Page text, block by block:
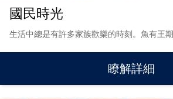
國民時光
生活中總是有許多家族歡樂的時刻。魚有王期
瞭解詳細